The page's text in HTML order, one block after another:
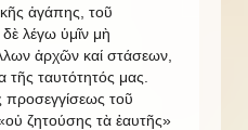
ἀγάπης, τοῦ
λέγω ὑμῖν μὴ
ἀρχῶν καί στάσεων,
τῆς ταυτότητός μας.
προσεγγίσεως τοῦ
ζητούσης τὰ ἑαυτῆς»